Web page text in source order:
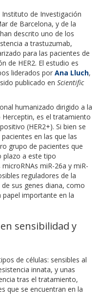
Instituto de Investigación
de Barcelona, y de la
descrito uno de los
a trastuzumab,
para las pacientes de
de HER2. El estudio es
liderados por Ana Lluch,
publicado en Scientific
humanizado dirigido a la
es el tratamiento
(HER2+). Si bien se
en las que las
grupo de pacientes que
plazo a este tipo
miR-26a y miR-
reguladores de la
sus genes diana, como
papel importante en la
sensibilidad y
de células: sensibles al
innata, y unas
tras el tratamiento,
que se encuentran en la